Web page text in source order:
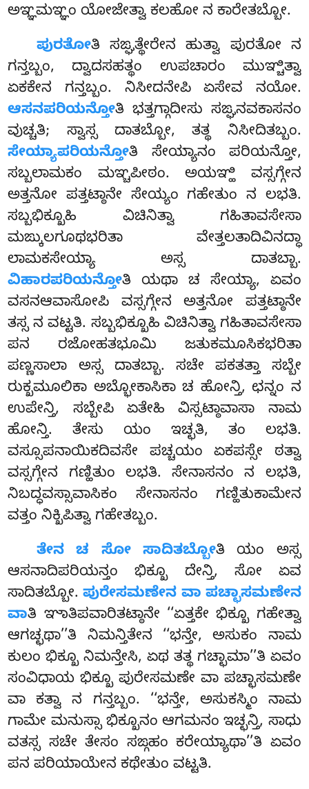
ಅಞ್ಞಮಞ್ಞಂ ಯೋಜೇತ್ವಾ ಕಲಹೋ ನ ಕಾರೇತಬ್ಬೋ.
ಪುರತೋತಿ ಸಙ್ಘತ್ಥೇರೇನ ಹುತ್ವಾ ಪುರತೋ ನ
ಗನ್ತಬ್ಬಂ, ದ್ವಾದಸಹತ್ಥಂ ಉಪಚಾರಂ ಮುಞ್ಚಿತ್ವಾ
ಏಕಕೇನ ಗನ್ತಬ್ಬಂ. ನಿಸೀದನೇಪಿ ಏಸೇವ ನಯೋ.
ಆಸನಪರಿಯನ್ತೋತಿ ಭತ್ತಗ್ಗಾದೀಸು ಸಙ್ಘನವಕಾಸನಂ
ವುಚ್ಚತಿ; ಸ್ವಾಸ್ಸ ದಾತಬ್ಬೋ, ತತ್ಥ ನಿಸೀದಿತಬ್ಬಂ.
ಸೇಯ್ಯಾಪರಿಯನ್ತೋತಿ ಸೇಯ್ಯಾನಂ ಪರಿಯನ್ತೋ,
ಸಬ್ಬಲಾಮಕಂ ಮಞ್ಚಪೀಠಂ. ಅಯಞ್ಹಿ ವಸ್ಸಗ್ಗೇನ
ಅತ್ತನೋ ಪತ್ತಟ್ಠಾನೇ ಸೇಯ್ಯಂ ಗಹೇತುಂ ನ ಲಭತಿ.
ಸಬ್ಬಭಿಕ್ಖೂಹಿ ವಿಚಿನಿತ್ವಾ ಗಹಿತಾವಸೇಸಾ
ಮಙ್ಕುಲಗೂಥಭರಿತಾ ವೇತ್ತಲತಾದಿವಿನದ್ಧಾ
ಲಾಮಕಸೇಯ್ಯಾ ಅಸ್ಸ ದಾತಬ್ಬಾ.
ವಿಹಾರಪರಿಯನ್ತೋತಿ ಯಥಾ ಚ ಸೇಯ್ಯಾ, ಏವಂ
ವಸನಆವಾಸೋಪಿ ವಸ್ಸಗ್ಗೇನ ಅತ್ತನೋ ಪತ್ತಟ್ಠಾನೇ
ತಸ್ಸ ನ ವಟ್ಟತಿ. ಸಬ್ಬಭಿಕ್ಖೂಹಿ ವಿಚಿನಿತ್ವಾ ಗಹಿತಾವಸೇಸಾ
ಪನ ರಜೋಹತಭೂಮಿ ಜತುಕಮೂಸಿಕಭರಿತಾ
ಪಣ್ಣಸಾಲಾ ಅಸ್ಸ ದಾತಬ್ಬಾ. ಸಚೇ ಪಕತತ್ತಾ ಸಬ್ಬೇ
ರುಕ್ಖಮೂಲಿಕಾ ಅಬ್ಭೋಕಾಸಿಕಾ ಚ ಹೋನ್ತಿ, ಛನ್ನಂ ನ
ಉಪೇನ್ತಿ, ಸಬ್ಬೇಪಿ ಏತೇಹಿ ವಿಸ್ಸಟ್ಠಾವಾಸಾ ನಾಮ
ಹೋನ್ತಿ. ತೇಸು ಯಂ ಇಚ್ಛತಿ, ತಂ ಲಭತಿ.
ವಸ್ಸೂಪನಾಯಿಕದಿವಸೇ ಪಚ್ಚಯಂ ಏಕಪಸ್ಸೇ ಠತ್ವಾ
ವಸ್ಸಗ್ಗೇನ ಗಣ್ಹಿತುಂ ಲಭತಿ. ಸೇನಾಸನಂ ನ ಲಭತಿ,
ನಿಬದ್ಧವಸ್ಸಾವಾಸಿಕಂ ಸೇನಾಸನಂ ಗಣ್ಹಿತುಕಾಮೇನ
ವತ್ತಂ ನಿಕ್ಖಿಪಿತ್ವಾ ಗಹೇತಬ್ಬಂ.
ತೇನ
ಚ ಸೋ ಸಾದಿತಬ್ಬೋತಿ ಯಂ ಅಸ್ಸ
ಆಸನಾದಿಪರಿಯನ್ತಂ ಭಿಕ್ಖೂ ದೇನ್ತಿ, ಸೋ ಏವ
ಸಾದಿತಬ್ಬೋ.ಪುರೇಸಮಣೇನ ವಾ ಪಚ್ಛಾಸಮಣೇನ
ವಾತಿ ಞಾತಿಪವಾರಿತಟ್ಠಾನೇ ‘‘ಏತ್ತಕೇ ಭಿಕ್ಖೂ ಗಹೇತ್ವಾ
ಆಗಚ್ಛಥಾ’’ತಿ ನಿಮನ್ತಿತೇನ ‘‘ಭನ್ತೇ, ಅಸುಕಂ ನಾಮ
ಕುಲಂ ಭಿಕ್ಖೂ ನಿಮನ್ತೇಸಿ, ಏಥ ತತ್ಥ ಗಚ್ಛಾಮಾ’’ತಿ ಏವಂ
ಸಂವಿಧಾಯ ಭಿಕ್ಖೂ ಪುರೇಸಮಣೇ ವಾ ಪಚ್ಛಾಸಮಣೇ
ವಾ ಕತ್ವಾ ನ ಗನ್ತಬ್ಬಂ. ‘‘ಭನ್ತೇ, ಅಸುಕಸ್ಮಿಂ ನಾಮ
ಗಾಮೇ ಮನುಸ್ಸಾ ಭಿಕ್ಖೂನಂ ಆಗಮನಂ ಇಚ್ಛನ್ತಿ, ಸಾಧು
ವತಸ್ಸ ಸಚೇ ತೇಸಂ ಸಙ್ಗಹಂ ಕರೇಯ್ಯಾಥಾ’’ತಿ ಏವಂ
ಪನ ಪರಿಯಾಯೇನ ಕಥೇತುಂ ವಟ್ಟತಿ.